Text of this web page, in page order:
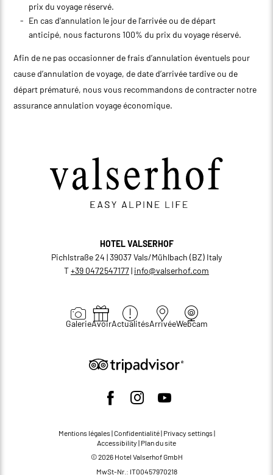
prix du voyage réservé.
En cas d'annulation le jour de l'arrivée ou de départ
anticipé, nous facturons 100% du prix du voyage réservé.
Afin de ne pas occasionner de frais d’annulation éventuels pour
cause d’annulation de voyage, de date d’arrivée tardive ou de
départ prématuré, nous vous recommandons de contracter notre
assurance annulation voyage économique.
HOTEL VALSERHOF
Pichlstraße 24 | 39037 Vals/Mühlbach (BZ) Italy
T+39 0472547177| info@valserhof.com
GalerieAvoirActualitésArrivéeWebcam
Mentions légales|Confidentialité| Privacy settings|
Accessibility | Plan du site
© 2026 Hotel Valserhof GmbH
MwSt-Nr.: IT00457970218